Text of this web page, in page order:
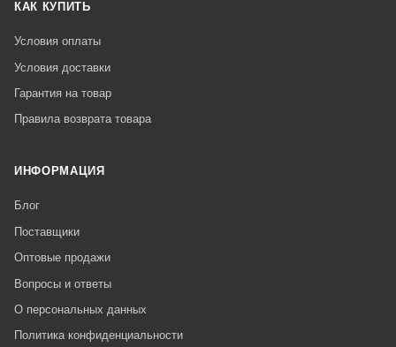
КАК КУПИТЬ
Условия оплаты
Условия доставки
Гарантия на товар
Правила возврата товара
ИНФОРМАЦИЯ
Блог
Поставщики
Оптовые продажи
Вопросы и ответы
О персональных данных
Политика конфиденциальности